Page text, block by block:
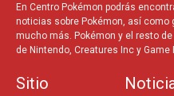
En Centro Pokémon podrás
noticias sobre Pokémon, así
mucho más. Pokémon y el resto
de Nintendo, Creatures Inc y Game
Sitio